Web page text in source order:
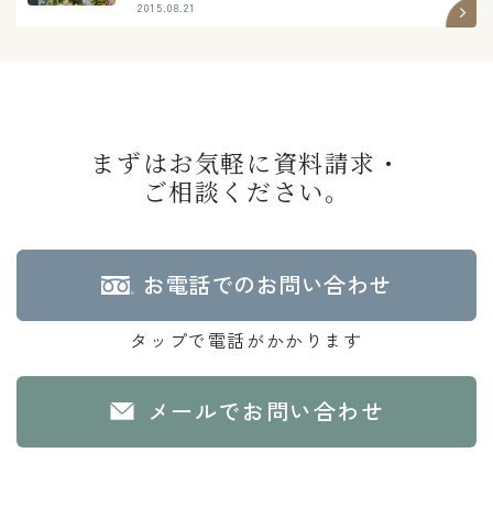
2015.08.21
まずはお気軽に資料請求・
ご相談ください。
お電話でのお問い合わせ
タップで電話がかかります
メールでお問い合わせ